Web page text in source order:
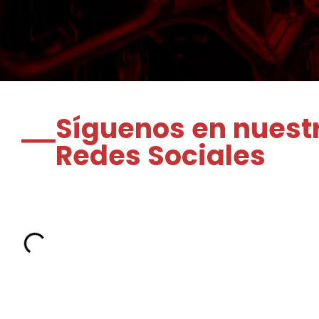
Síguenos en
Redes Sociales